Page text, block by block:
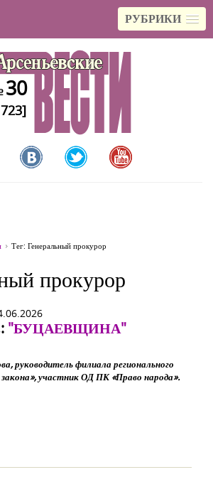
РУБРИКИ
30
Тег: Генеральный прокурор
прокурор
"БУЦАЕВЩИНА"
руководитель филиала регионального
участник ОД ПК «Право народа».